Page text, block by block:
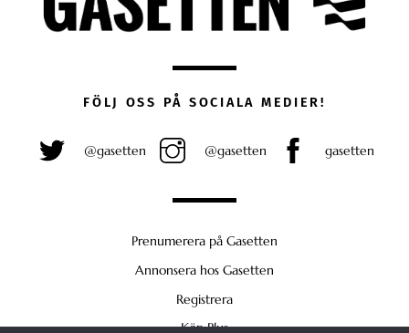
FÖLJ OSS PÅ SOCIALA MEDIER!
@gasetten @gasetten gasetten
Prenumerera på Gasetten
Annonsera hos Gasetten
Registrera
Köp Plus